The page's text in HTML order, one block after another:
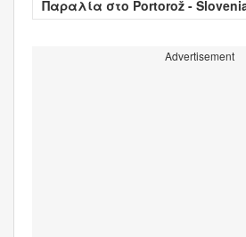
Παραλία στο Portorož -
Advertisement